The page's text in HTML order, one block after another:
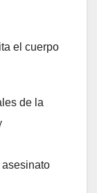
el cuerpo
de la
asesinato